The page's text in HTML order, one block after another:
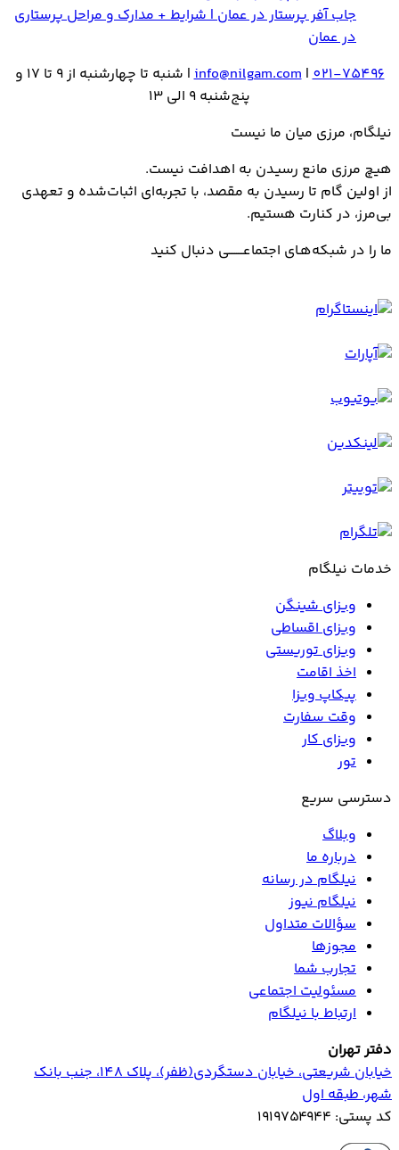
جاب آفر پرستار در عمان | شرایط + مدارک و مراحل پرستاری
در عمان
021-75496
|
info@nilgam.com
| شنبه تا چهارشنبه از 9 تا 17 و
پنج‌شنبه 9 الی 13
نیلگام، مرزی میان ما نیست
هیـچ مرزی مانع رسیـدن به اهدافت نیست.
از اولین گام تا رسیدن به مقصد، با تجربه‌ای اثبات‌شده و تعهدی
بی‌مرز، در کنارت هستیم.
ما را در شبکه‌هـای اجتماعــــــــی دنبال کنید
خدمات نیلگام
ویزای شینگن
ویزای اقساطی
ویزای توریستی
اخذ اقامت
پیکاپ ویزا
وقت سفارت
ویزای کار
تور
دسترسی سریع
وبلاگ
درباره ما
نیلگام در رسانه
نیلگام نیوز
سؤالات متداول
مجوزها
تجارب شما
مسئولیت اجتماعی
ارتباط با نیلگام
دفتر تهران
خیابان‌ شریعتی، خیابان‌ دستگردی(ظفر)، پلاک 148، جنب بانک
شهر، طبقه اول
کد پستی: ۱۹۱۹۷۵۴۹۴۴